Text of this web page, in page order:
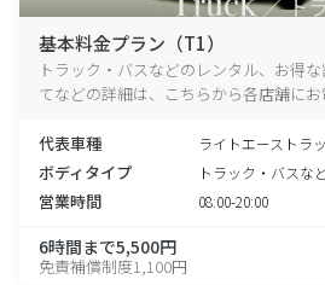
基本料金プラン（T1）
トラック・バスなどのレンタル、お得
てなどの詳細は、こちらから各店舗にお
代表車種 ライトエーストラ
ボディタイプ トラック・バスな
営業時間 08:00-20:00
6時間まで5,500円
免責補償制度1,100円